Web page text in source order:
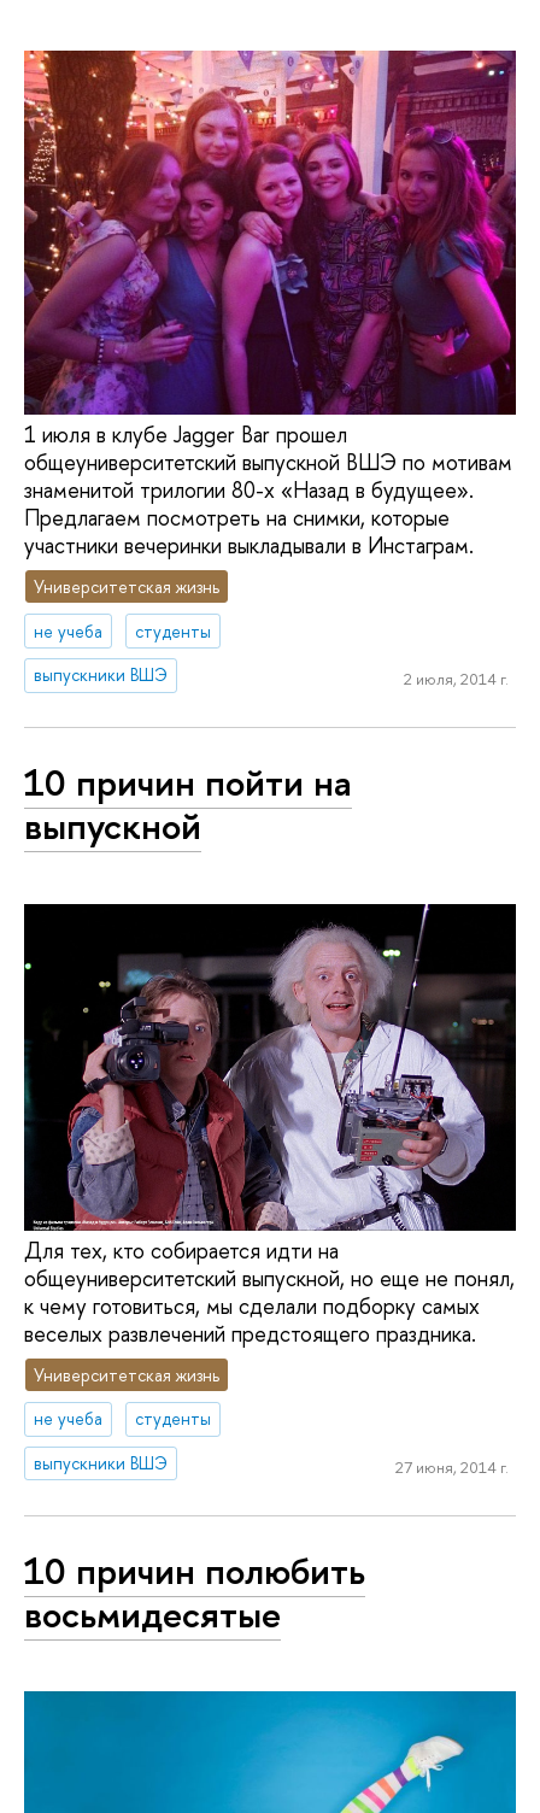
1 июля в клубе Jagger Bar прошел
общеуниверситетский выпускной ВШЭ по мотивам
знаменитой трилогии 80-х «Назад в будущее».
Предлагаем посмотреть на снимки, которые
участники вечеринки выкладывали в Инстаграм.
Университетская жизнь
не учеба
студенты
выпускники ВШЭ
2 июля, 2014 г.
10 причин пойти на
выпускной
Для тех, кто собирается идти на
общеуниверситетский выпускной, но еще не понял,
к чему готовиться, мы сделали подборку самых
веселых развлечений предстоящего праздника.
Университетская жизнь
не учеба
студенты
выпускники ВШЭ
27 июня, 2014 г.
10 причин полюбить
восьмидесятые